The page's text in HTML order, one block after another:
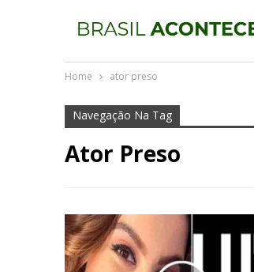
Home ator preso
Navegação Na Tag
Ator Preso